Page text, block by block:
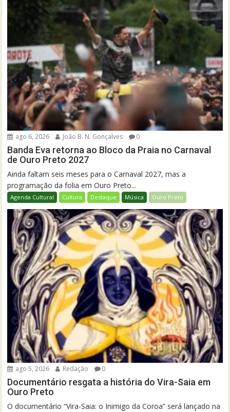
ago 6, 2026 João B. N. Gonçalves 0
Banda Eva retorna ao Bloco da Praia no Carnaval
de Ouro Preto 2027
Ainda faltam seis meses para o Carnaval 2027, mas a
programação da folia em Ouro Preto...
Agenda Cultural Cultura Destaque Música Ouro Preto
ago 5, 2026 Redação 0
Documentário resgata a história do Vira-Saia em
Ouro Preto
O documentário “Vira-Saia: o Inimigo da Coroa” será lançado na